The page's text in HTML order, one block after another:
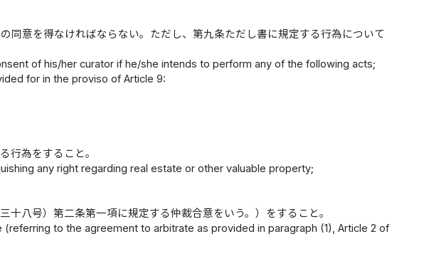
同意を得なければならない。ただし、第九条ただし書に規定する行為について
of his/her curator if he/she intends to perform any of the following acts;
for in the proviso of Article 9:
行為をすること。
any right regarding real estate or other valuable property;
十八号）第二条第一項に規定する仲裁合意をいう。）をすること。
to the agreement to arbitrate as provided in paragraph (1), Article 2 of